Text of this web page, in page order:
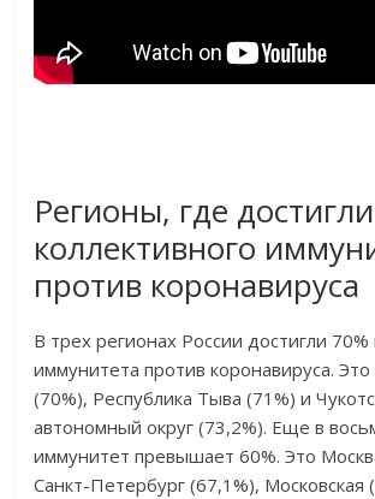
Регионы, где
коллективного
против коронавируса
В трех регионах России достигли 70%
иммунитета против коронавируса. Это
(70%), Республика Тыва (71%) и
автономный округ (73,2%). Еще в
иммунитет превышает 60%. Это
Санкт-Петербург (67,1%), Московская